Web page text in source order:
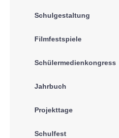
Schulgestaltung
Filmfestspiele
Schülermedienkongress
Jahrbuch
Projekttage
Schulfest